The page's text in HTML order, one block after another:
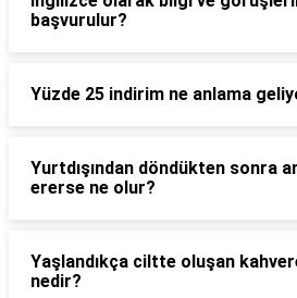
başvurulur?
Yüzde 25 indirim ne anlama
Yurtdışından döndükten sonra
ererse ne olur?
Yaşlandıkça ciltte oluşan
nedir?